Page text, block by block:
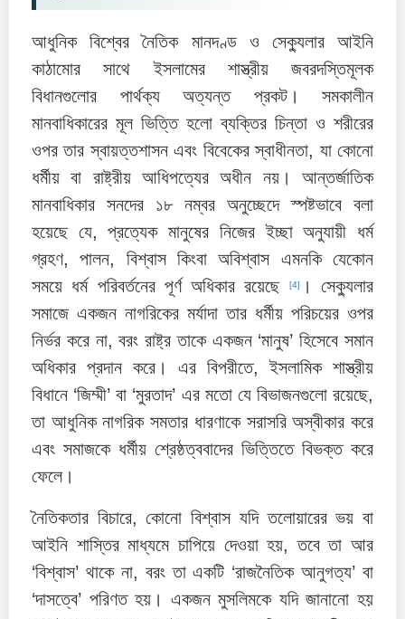
আধুনিক বিশ্বের নৈতিক মানদণ্ড ও সেক্যুলার আইনি
কাঠামোর সাথে ইসলামের শাস্ত্রীয় জবরদস্তিমূলক
বিধানগুলোর পার্থক্য অত্যন্ত প্রকট। সমকালীন
মানবাধিকারের মূল ভিত্তি হলো ব্যক্তির চিন্তা ও শরীরের
ওপর তার স্বায়ত্তশাসন এবং বিবেকের স্বাধীনতা, যা কোনো
ধর্মীয় বা রাষ্ট্রীয় আধিপত্যের অধীন নয়। আন্তর্জাতিক
মানবাধিকার সনদের ১৮ নম্বর অনুচ্ছেদে স্পষ্টভাবে বলা
হয়েছে যে, প্রত্যেক মানুষের নিজের ইচ্ছা অনুযায়ী ধর্ম
গ্রহণ, পালন, বিশ্বাস কিংবা অবিশ্বাস এমনকি যেকোন
সময়ে ধর্ম পরিবর্তনের পূর্ণ অধিকার রয়েছে
[4]
। সেক্যুলার
সমাজে একজন নাগরিকের মর্যাদা তার ধর্মীয় পরিচয়ের ওপর
নির্ভর করে না, বরং রাষ্ট্র তাকে একজন ‘মানুষ’ হিসেবে সমান
অধিকার প্রদান করে। এর বিপরীতে, ইসলামিক শাস্ত্রীয়
বিধানে ‘জিম্মী’ বা ‘মুরতাদ’ এর মতো যে বিভাজনগুলো রয়েছে,
তা আধুনিক নাগরিক সমতার ধারণাকে সরাসরি অস্বীকার করে
এবং সমাজকে ধর্মীয় শ্রেষ্ঠত্ববাদের ভিত্তিতে বিভক্ত করে
ফেলে।
নৈতিকতার বিচারে, কোনো বিশ্বাস যদি তলোয়ারের ভয় বা
আইনি শাস্তির মাধ্যমে চাপিয়ে দেওয়া হয়, তবে তা আর
‘বিশ্বাস’ থাকে না, বরং তা একটি ‘রাজনৈতিক আনুগত্য’ বা
‘দাসত্বে’ পরিণত হয়। একজন মুসলিমকে যদি জানানো হয়